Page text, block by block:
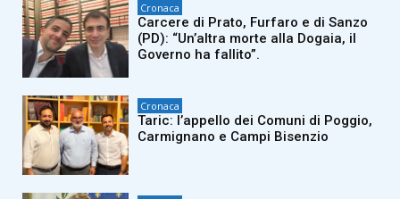
Cronaca
Carcere di Prato, Furfaro e di Sanzo
(PD): “Un’altra morte alla Dogaia, il
Governo ha fallito”.
Cronaca
Taric: l’appello dei Comuni di Poggio,
Carmignano e Campi Bisenzio